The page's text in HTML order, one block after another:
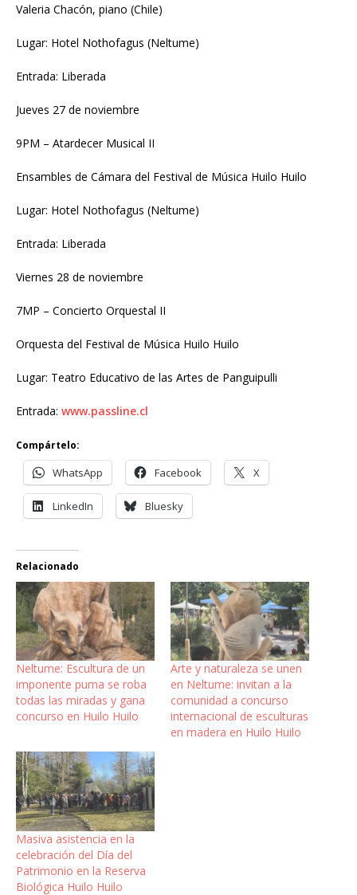
Valeria Chacón, piano (Chile)
Lugar: Hotel Nothofagus (Neltume)
Entrada: Liberada
Jueves 27 de noviembre
9PM – Atardecer Musical II
Ensambles de Cámara del Festival de Música Huilo Huilo
Lugar: Hotel Nothofagus (Neltume)
Entrada: Liberada
Viernes 28 de noviembre
7MP – Concierto Orquestal II
Orquesta del Festival de Música Huilo Huilo
Lugar: Teatro Educativo de las Artes de Panguipulli
Entrada: www.passline.cl
Compártelo:
WhatsApp Facebook X
LinkedIn Bluesky
Relacionado
Neltume: Escultura de un
imponente puma se roba
todas las miradas y gana
concurso en Huilo Huilo
Arte y naturaleza se unen
en Neltume: invitan a la
comunidad a concurso
internacional de esculturas
en madera en Huilo Huilo
Masiva asistencia en la
celebración del Día del
Patrimonio en la Reserva
Biológica Huilo Huilo